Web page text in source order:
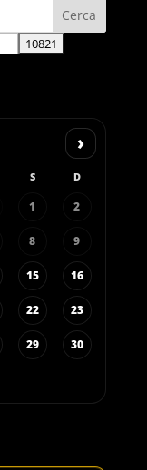
›
S D
1 2
8 9
15 16
22 23
29 30